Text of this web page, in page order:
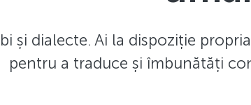
și dialecte. Ai la dispoziție
pentru a traduce și îmbunătăți